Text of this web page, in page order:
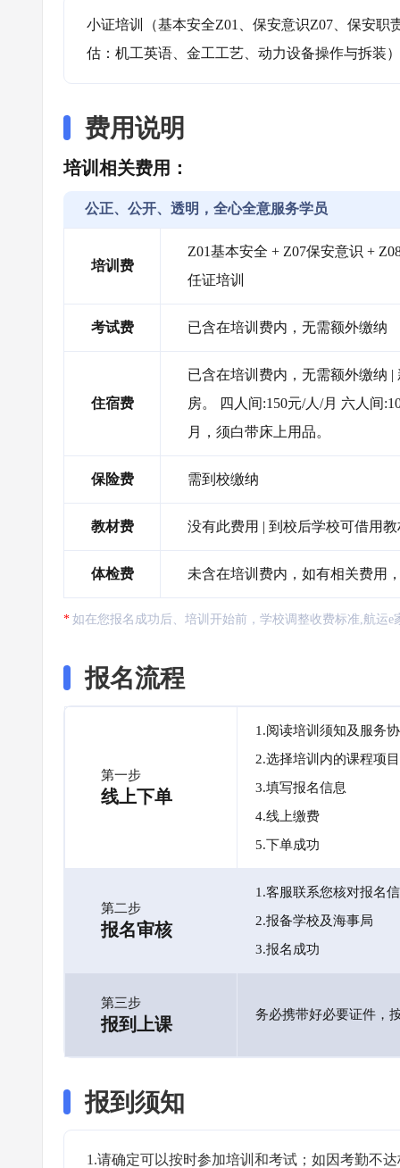
小证培训（基本安全Z01、保安意识Z07、保安
估：机工英语、金工工艺、动力设备操作与拆装）
费用说明
培训相关费用：
公正、公开、透明，全心全意服务学员
培训费
Z01基本安全 + Z07保安意识 +
任证培训
考试费 已含在培训费内，无需额外缴纳
住宿费
已含在培训费内，无需额外缴纳
房。 四人间:150元/人/月 六人间
月，须白带床上用品。
保险费 需到校缴纳
教材费 没有此费用 | 到校后学校可借用教
体检费 未含在培训费内，如有相关费用
如在您报名成功后、培训开始前，学校调整收费标准,航运
报名流程
第一步
线上下单
1.阅读培训须知及服务
2.选择培训内的课程项目
3.填写报名信息
4.线上缴费
5.下单成功
第二步
报名审核
1.客服联系您核对报名
2.报备学校及海事局
3.报名成功
第三步
报到上课 务必携带好必要证件，
报到须知
1.请确定可以按时参加培训和考试；如因考勤不